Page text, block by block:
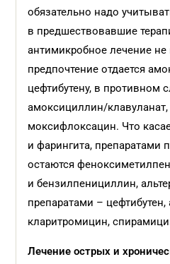
обязательно надо
в предшествовавшие
антимикробное лечение
предпочтение отдается
цефтибутену, в противном
амоксициллин/
моксифлоксацин. Что
и фарингита, препаратами
остаются
и бензилпенициллин,
препаратами –
кларитромицин,
Лечение острых и